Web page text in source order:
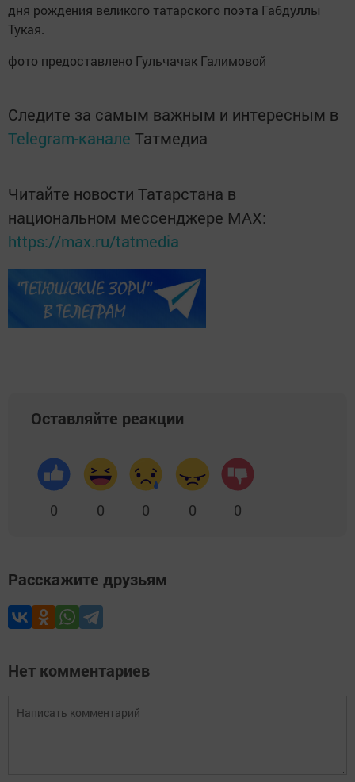
дня рождения великого татарского поэта Габдуллы
Тукая.
фото предоставлено Гульчачак Галимовой
Следите за самым важным и интересным в
Telegram-канале Татмедиа
Читайте новости Татарстана в
национальном мессенджере MАХ:
https://max.ru/tatmedia
Оставляйте реакции
0 0 0 0 0
Расскажите друзьям
Нет комментариев